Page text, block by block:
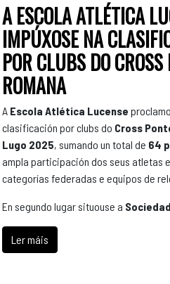
A ESCOLA ATLÉTICA
IMPÚXOSE NA
POR CLUBS DO CROSS
ROMANA
A Escola Atlética Lucense
clasificación por clubs do Cross
Lugo 2025, sumando un total de 64
ampla participación dos seus atletas
categorías federadas e equipos de
En segundo lugar situouse a
Ler máis